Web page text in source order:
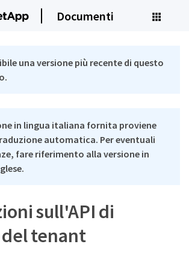
Documenti
una versione più recente di questo
in lingua italiana fornita proviene
automatica. Per eventuali
fare riferimento alla versione in
sull'API di
tenant